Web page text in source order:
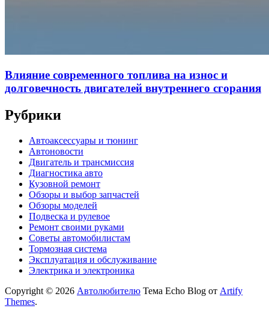
Влияние современного топлива на износ и
долговечность двигателей внутреннего сгорания
Рубрики
Автоаксессуары и тюнинг
Автоновости
Двигатель и трансмиссия
Диагностика авто
Кузовной ремонт
Обзоры и выбор запчастей
Обзоры моделей
Подвеска и рулевое
Ремонт своими руками
Советы автомобилистам
Тормозная система
Эксплуатация и обслуживание
Электрика и электроника
Copyright © 2026 Автолюбителю Тема Echo Blog от Artify
Themes.